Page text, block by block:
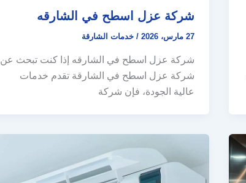
شركة عزل اسطح في الشارقه
27 مارس، 2026 /خدمات الشارقة
شركة عزل اسطح في الشارقه إذا كنت تبحث عن
شركة عزل اسطح في الشارقة تقدم خدمات
عالية الجودة، فإن شركة